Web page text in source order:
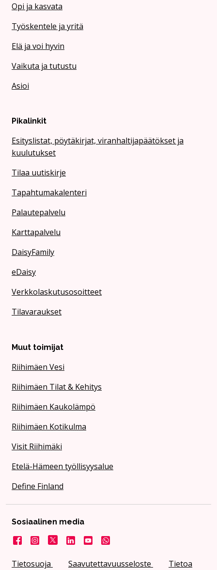
Opi ja kasvata
Työskentele ja yritä
Elä ja voi hyvin
Vaikuta ja tutustu
Asioi
Pikalinkit
Esityslistat, pöytäkirjat, viranhaltijapäätökset ja
kuulutukset
Tilaa uutiskirje
Tapahtumakalenteri
Palautepalvelu
Karttapalvelu
DaisyFamily
eDaisy
Verkkolaskutusosoitteet
Tilavaraukset
Muut toimijat
Riihimäen Vesi
Riihimäen Tilat & Kehitys
Riihimäen Kaukolämpö
Riihimäen Kotikulma
Visit Riihimäki
Etelä-Hämeen työllisyysalue
Define Finland
Tietosuoja Saavutettavuusseloste Tietoa
Sosiaalinen media
FacebookInstagram
X LinkedInYouTubeKaupunki WhatsApissa